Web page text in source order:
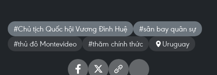
#Chủ tịch Quốc hội Vương Đình Huệ
#sân bay quân sự
#thủ đô Montevideo
#thăm chính thức Uruguay